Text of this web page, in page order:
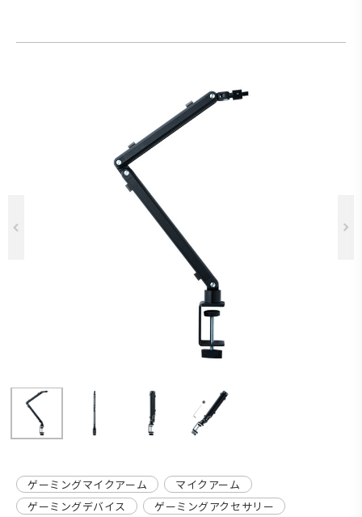
ゲーミングマイクアーム
マイクアーム
ゲーミングデバイス
ゲーミングアクセサリー